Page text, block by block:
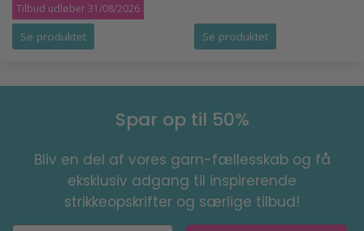
Tilbud udløber 31/08/2026
Se produktet Se produktet
Spar op til 50%
Bliv en del af vores garn-fællesskab og få
eksklusiv adgang til inspirerende
strikkeopskrifter og særlige tilbud!